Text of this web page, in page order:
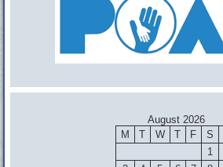
August 2026
M
T W T F S
1